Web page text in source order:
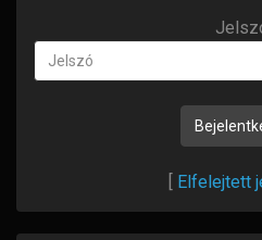
7 hónapja
Olcsó benzinben
nyugodtabb új évet
R10Gordini 7 hónapja
Üdv!
Nagyon boldog,
Elfelejtett